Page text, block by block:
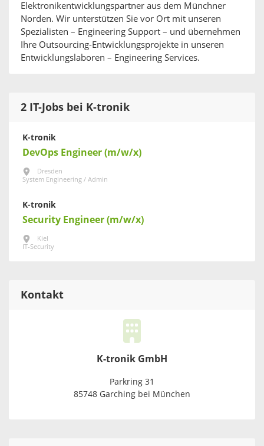
Elektronikentwicklungspartner aus dem Münchner
Norden. Wir unterstützen Sie vor Ort mit unseren
Spezialisten – Engineering Support – und übernehmen
Ihre Outsourcing-Entwicklungsprojekte in unseren
Entwicklungslaboren – Engineering Services.
2 IT-Jobs bei K-tronik
K-tronik
DevOps Engineer (m/w/x)
Dresden
System Engineering / Admin
K-tronik
Security Engineer (m/w/x)
Kiel
IT-Security
Kontakt
K-tronik GmbH
Parkring 31
85748 Garching bei München